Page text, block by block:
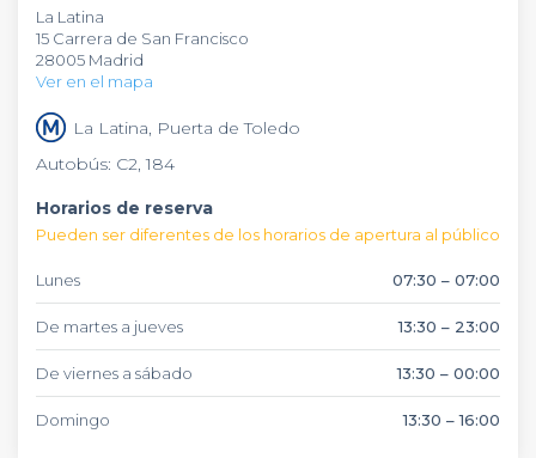
arroz, el marisco y el pollo, así como los postres, además de
unos cócteles deliciosos. Y todo ello se encuentra en el
incansable barrio de La Latina. ¿Qué más se le puede pedir?
evento corporativo que necesites, en este restaurante
encontrarás unmenú adaptado a tus exigencias
con nuestro equipo de especialistas para obtener nuevas
sugerencias. Desde
establecimientos como este de forma totalmente
¡No esperes más!
La Latina
15 Carrera de San Francisco
28005 Madrid
Ver en el mapa
La Latina, Puerta de Toledo
Autobús: C2, 184
Horarios de reserva
Pueden ser diferentes de los horarios de apertura al público
Lunes 07:30 – 07:00
De martes a jueves 13:30 – 23:00
De viernes a sábado 13:30 – 00:00
Domingo 13:30 – 16:00